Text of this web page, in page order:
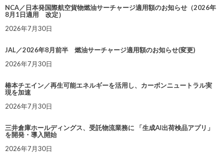
NCA／日本発国際航空貨物燃油サーチャージ適用額のお知らせ（2026年
8月1日適用 改定）
2026年7月30日
JAL／2026年8月前半 燃油サーチャージ適用額のお知らせ(変更)
2026年7月30日
椿本チエイン／再生可能エネルギーを活用し、カーボンニュートラル実
現を加速
2026年7月30日
三井倉庫ホールディングス、受託物流業務に 「生成AI出荷検品アプリ」
を開発・導入開始
2026年7月30日